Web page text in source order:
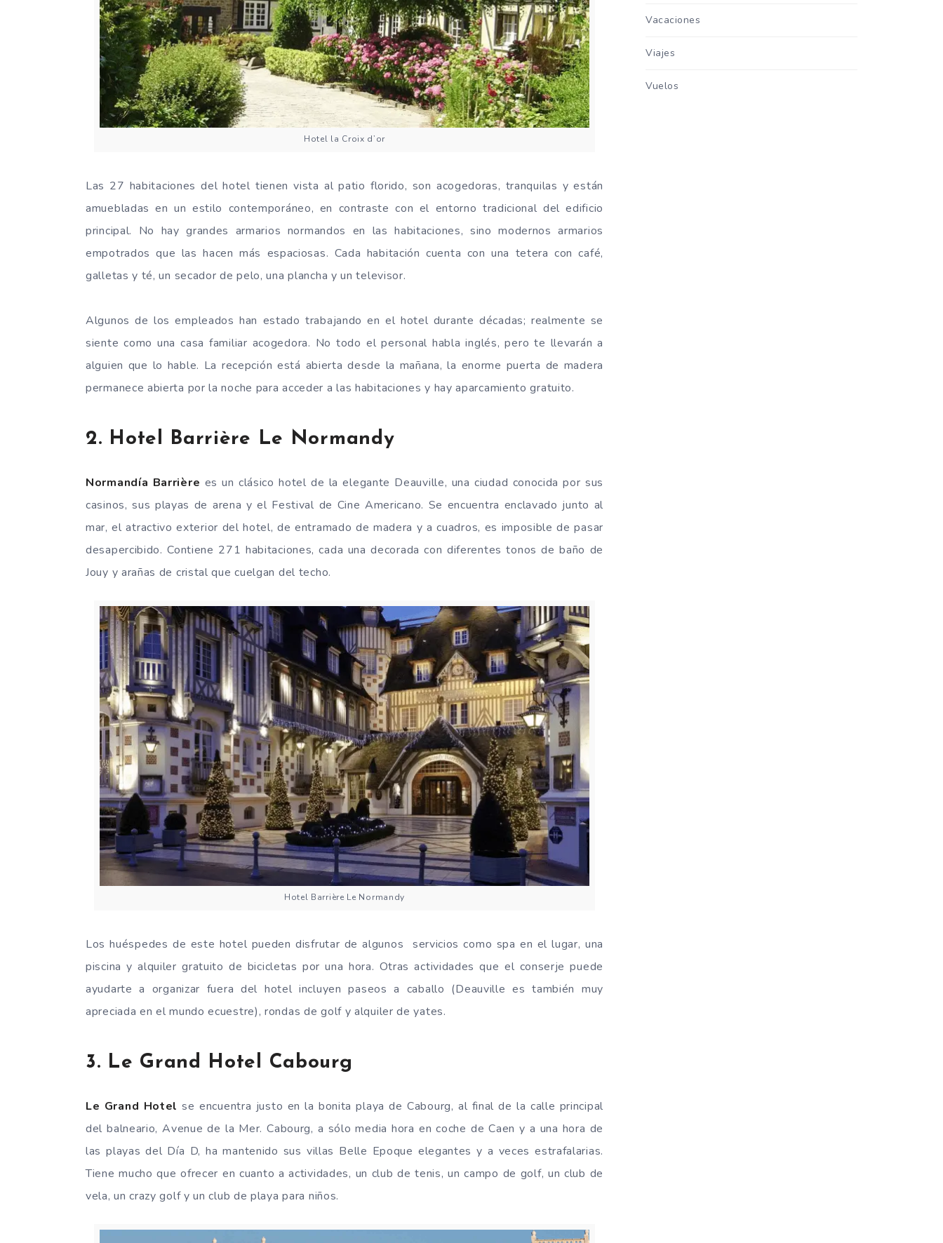
Hotel la Croix d’or
Las 27 habitaciones del hotel tienen vista al patio florido, son acogedoras, tranquilas y están
amuebladas en un estilo contemporáneo, en contraste con el entorno tradicional del edificio
principal. No hay grandes armarios normandos en las habitaciones, sino modernos armarios
empotrados que las hacen más espaciosas. Cada habitación cuenta con una tetera con café,
galletas y té, un secador de pelo, una plancha y un televisor.
Algunos de los empleados han estado trabajando en el hotel durante décadas; realmente se
siente como una casa familiar acogedora. No todo el personal habla inglés, pero te llevarán a
alguien que lo hable. La recepción está abierta desde la mañana, la enorme puerta de madera
permanece abierta por la noche para acceder a las habitaciones y hay aparcamiento gratuito.
2. Hotel Barrière Le Normandy
Normandía Barrière es un clásico hotel de la elegante Deauville, una ciudad conocida por sus
casinos, sus playas de arena y el Festival de Cine Americano. Se encuentra enclavado junto al
mar, el atractivo exterior del hotel, de entramado de madera y a cuadros, es imposible de pasar
desapercibido. Contiene 271 habitaciones, cada una decorada con diferentes tonos de baño de
Jouy y arañas de cristal que cuelgan del techo.
Hotel Barrière Le Normandy
Los huéspedes de este hotel pueden disfrutar de algunos servicios como spa en el lugar, una
piscina y alquiler gratuito de bicicletas por una hora. Otras actividades que el conserje puede
ayudarte a organizar fuera del hotel incluyen paseos a caballo (Deauville es también muy
apreciada en el mundo ecuestre), rondas de golf y alquiler de yates.
3. Le Grand Hotel Cabourg
Le Grand Hotel se encuentra justo en la bonita playa de Cabourg, al final de la calle principal
del balneario, Avenue de la Mer. Cabourg, a sólo media hora en coche de Caen y a una hora de
las playas del Día D, ha mantenido sus villas Belle Epoque elegantes y a veces estrafalarias.
Tiene mucho que ofrecer en cuanto a actividades, un club de tenis, un campo de golf, un club de
vela, un crazy golf y un club de playa para niños.
Vacaciones
Viajes
Vuelos